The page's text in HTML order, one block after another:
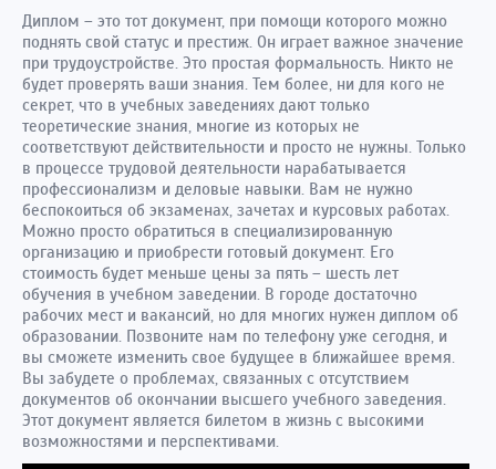
Диплом – это тот документ, при помощи которого можно
поднять свой статус и престиж. Он играет важное значение
при трудоустройстве. Это простая формальность. Никто не
будет проверять ваши знания. Тем более, ни для кого не
секрет, что в учебных заведениях дают только
теоретические знания, многие из которых не
соответствуют действительности и просто не нужны. Только
в процессе трудовой деятельности нарабатывается
профессионализм и деловые навыки. Вам не нужно
беспокоиться об экзаменах, зачетах и курсовых работах.
Можно просто обратиться в специализированную
организацию и приобрести готовый документ. Его
стоимость будет меньше цены за пять – шесть лет
обучения в учебном заведении. В городе достаточно
рабочих мест и вакансий, но для многих нужен диплом об
образовании. Позвоните нам по телефону уже сегодня, и
вы сможете изменить свое будущее в ближайшее время.
Вы забудете о проблемах, связанных с отсутствием
документов об окончании высшего учебного заведения.
Этот документ является билетом в жизнь с высокими
возможностями и перспективами.